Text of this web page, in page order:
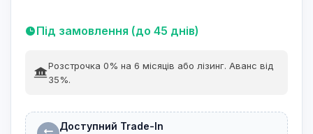
Під замовлення (до 45 днів)
Розстрочка 0% на 6 місяців або лізинг. Аванс від
35%.
Доступний Trade-In